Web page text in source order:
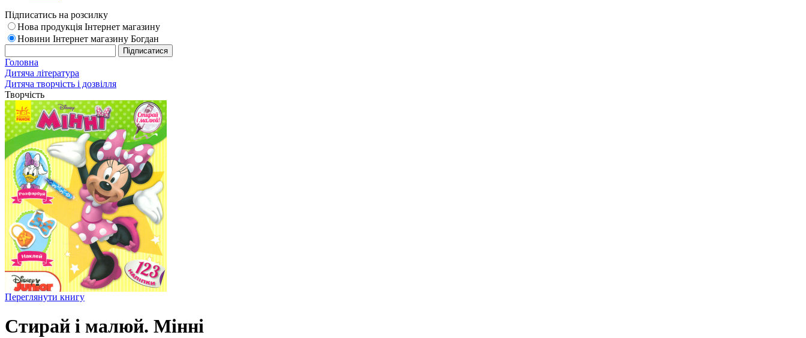
Підписатись на розсилку
Нова продукція Інтернет магазину
Новини Інтернет магазину Богдан
Головна
Дитяча література
Дитяча творчість і дозвілля
Творчість
Переглянути книгу
Стирай і малюй. Мінні